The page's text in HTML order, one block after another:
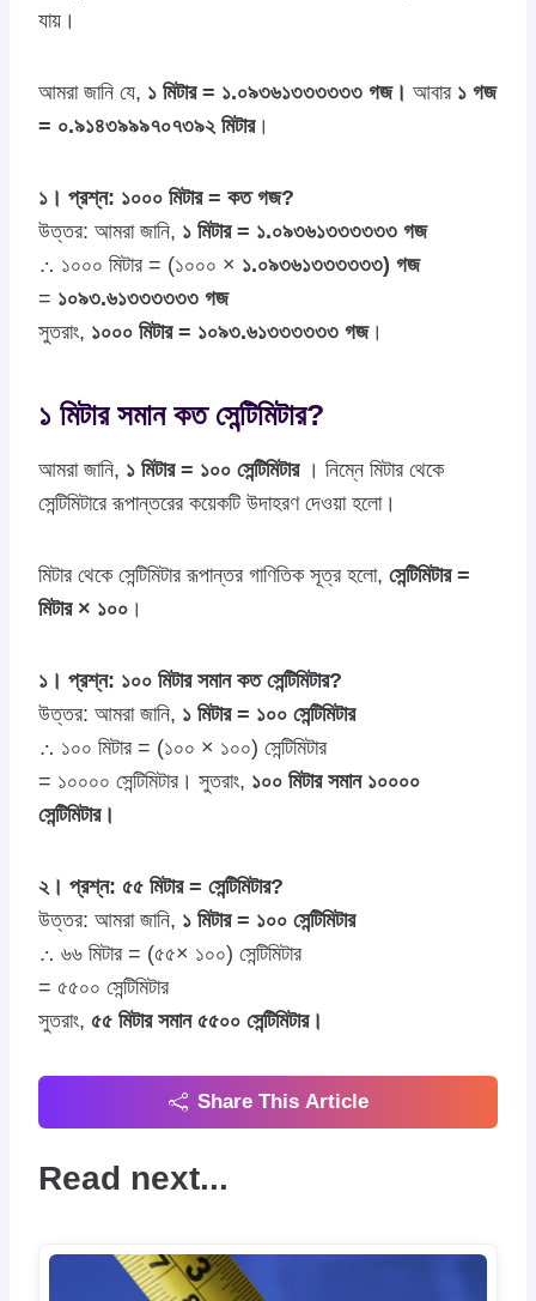
যায়।
আমরা জানি যে, ১ মিটার = ১.০৯৩৬১৩৩৩৩৩৩ গজ। আবার ১ গজ
= ০.৯১৪৩৯৯৯৭০৭৩৯২ মিটার।
১। প্রশ্ন: ১০০০ মিটার = কত গজ?
উত্তর: আমরা জানি, ১ মিটার = ১.০৯৩৬১৩৩৩৩৩৩ গজ
∴ ১০০০ মিটার = (১০০০ × ১.০৯৩৬১৩৩৩৩৩৩) গজ
= ১০৯৩.৬১৩৩৩৩৩৩ গজ
সুতরাং, ১০০০ মিটার = ১০৯৩.৬১৩৩৩৩৩৩ গজ।
১ মিটার সমান কত সেন্টিমিটার?
আমরা জানি, ১ মিটার = ১০০ সেন্টিমিটার। নিম্নে মিটার থেকে
সেন্টিমিটারে রূপান্তরের কয়েকটি উদাহরণ দেওয়া হলো।
মিটার থেকে সেন্টিমিটার রূপান্তর গাণিতিক সূত্র হলো, সেন্টিমিটার =
মিটার × ১০০ ।
১। প্রশ্ন: ১০০ মিটার সমান কত সেন্টিমিটার?
উত্তর: আমরা জানি, ১ মিটার = ১০০ সেন্টিমিটার
∴ ১০০ মিটার = (১০০ × ১০০) সেন্টিমিটার
= ১০০০০ সেন্টিমিটার। সুতরাং, ১০০ মিটার সমান ১০০০০
সেন্টিমিটার।
২। প্রশ্ন: ৫৫ মিটার = সেন্টিমিটার?
উত্তর: আমরা জানি, ১ মিটার = ১০০ সেন্টিমিটার
∴ ৬৬ মিটার = (৫৫× ১০০) সেন্টিমিটার
= ৫৫০০ সেন্টিমিটার
সুতরাং, ৫৫ মিটার সমান ৫৫০০ সেন্টিমিটার।
Share This Article
Read next...